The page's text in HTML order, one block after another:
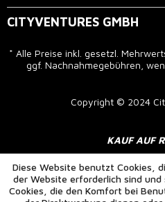
CITYVENTURES GMBH
* Alle Preise inkl. gesetzl.
ggf. Nachnahmegebühren,
Copyright © 2024
KAUF AUF
Diese Website benutzt Cookies,
der Website erforderlich sind
Cookies, die den Komfort bei